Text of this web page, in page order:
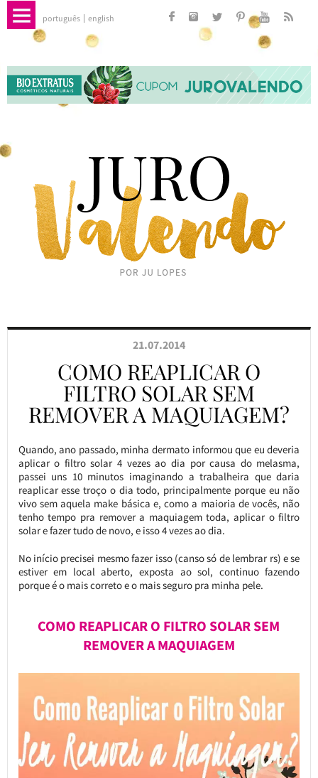
português english
21.07.2014
COMO REAPLICAR O
FILTRO SOLAR SEM
REMOVER A MAQUIAGEM?
Quando, ano passado, minha dermato informou que eu deveria
aplicar o filtro solar 4 vezes ao dia por causa do melasma,
passei uns 10 minutos imaginando a trabalheira que daria
reaplicar esse troço o dia todo, principalmente porque eu não
vivo sem aquela make básica e, como a maioria de vocês, não
tenho tempo pra remover a maquiagem toda, aplicar o filtro
solar e fazer tudo de novo, e isso 4 vezes ao dia.
No início precisei mesmo fazer isso (canso só de lembrar rs) e se
estiver em local aberto, exposta ao sol, continuo fazendo
porque é o mais correto e o mais seguro pra minha pele.
COMO REAPLICAR O FILTRO SOLAR SEM
REMOVER A MAQUIAGEM